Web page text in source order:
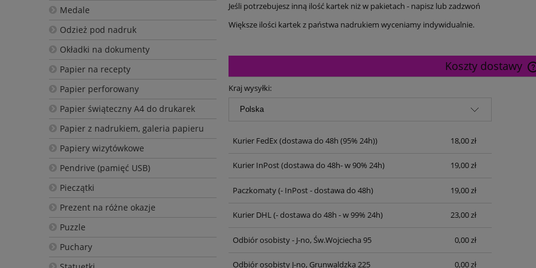
Medale
Odzież pod nadruk
Okładki na dokumenty
Papier na recepty
Papier perforowany
Papier świąteczny A4 do drukarek
Papier z nadrukiem, galeria papieru
Papiery wizytówkowe
Pendrive (pamięć USB)
Pieczątki
Prezent na różne okazje
Puzzle
Puchary
Jeśli potrzebujesz inną ilość kartek niż w pakietach - napisz lub zadzwoń
Większe ilości kartek z państwa nadrukiem wyceniamy indywidualnie.
Koszty dostawy
Kraj wysyłki:
Kurier FedEx(dostawa do 48h (95% 24h)) 18,00 zł
Kurier InPost(dostawa do 48h- w 90% 24h) 19,00 zł
Paczkomaty(- InPost - dostawa do 48h) 19,00 zł
Kurier DHL(- dostawa do 48h - w 99% 24h) 23,00 zł
Odbiór osobisty - J-no, Św.Wojciecha 95 0,00 zł
Odbiór osobisty J-no, Grunwaldzka 225 0,00 zł